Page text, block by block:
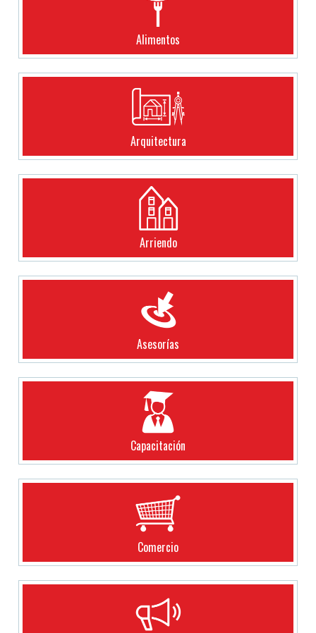
Alimentos
Arquitectura
Arriendo
Asesorías
Capacitación
Comercio